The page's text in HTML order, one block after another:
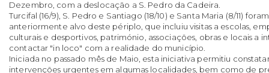
Dezembro, com a deslocação a S. Pedro da Cadeira.
Turcifal (16/9), S. Pedro e Santiago (18/10) e Santa Maria (8/11)
anteriormente alvo deste périplo, que incluiu visitas a escolas,
culturais e desportivos, património, associações, obras e locais a
contactar "in loco" com a realidade do município.
Iniciada no passado mês de Maio, esta iniciativa permitiu
intervenções urgentes em algumas localidades, bem como de